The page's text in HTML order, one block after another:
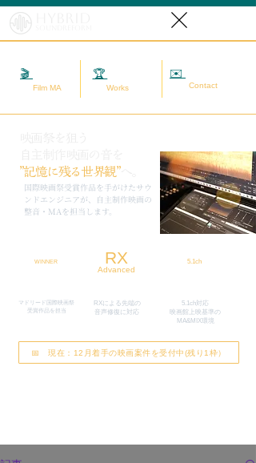
🎬
Film MA
🏆
Works
✉️
Contact
​国際映画祭受賞作品を手がけたサウ
ンドエンジニアが、自主制作映画の
整音・MAを担当します。
”記憶に残る世界観”へ。
WINNER RX
Advanced
マドリード国際映画祭
​受賞作品を担当
RXによる先端の
​音声修復に対応
5.1ch
5.1ch対応
映画館上映基準の
MA&MIX環境
📅 現在：12月着手の映画案件を受付中(残り1枠）